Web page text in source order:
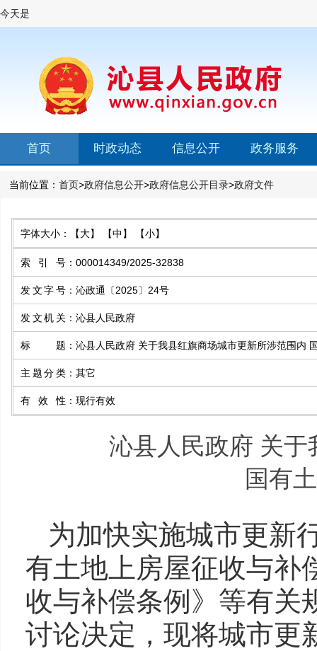
今天是
首页 时政动态 信息公开 政务服务
当前位置： 首页>政府信息公开>政府信息公开目录>政府文件
字体大小： 【大】 【中】 【小】
索引号 ： 000014349/2025-32838
发文字号 ： 沁政通〔2025〕24号
发文机关 ： 沁县人民政府
标题 ： 沁县人民政府 关于我县红旗商场城市更新所涉范围内
主题分类 ： 其它
有效性 ： 现行有效
沁县人民政府 关
国有
为加快实施城市更新
有土地上房屋征收与补
收与补偿条例》等有关
讨论决定，现将城市更